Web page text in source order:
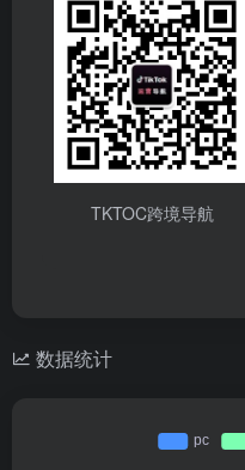
TKTOC跨境导航
数据统计